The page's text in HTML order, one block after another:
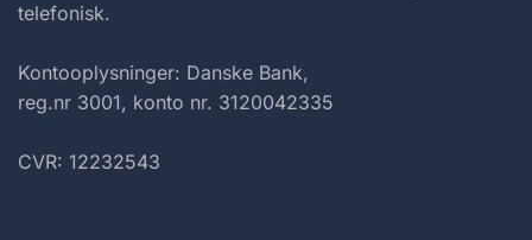
telefonisk.
Kontooplysninger: Danske Bank,
reg.nr 3001, konto nr. 3120042335
CVR: 12232543